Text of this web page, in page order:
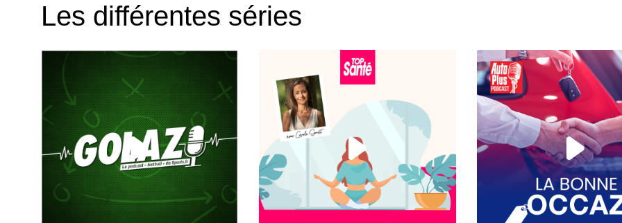
À
Face
00:03:14
Ce
00:02:26
Les différentes séries